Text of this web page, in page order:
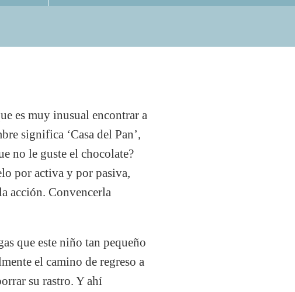
es muy inusual encontrar a
significa ‘Casa del Pan’,
no le guste el chocolate?
por activa y por pasiva,
acción. Convencerla
que este niño tan pequeño
el camino de regreso a
su rastro. Y ahí